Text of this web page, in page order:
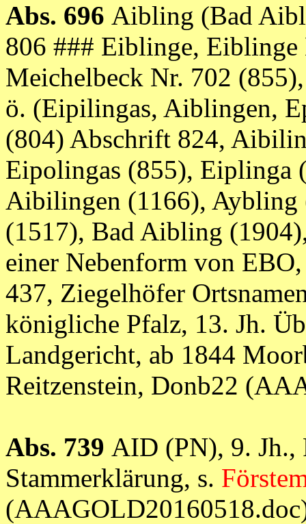
Abs. 696 Aibling (Bad
806 ### Eiblinge,
Meichelbeck Nr. 702
ö. (Eipilingas, Aiblingen,
(804) Abschrift 824,
Eipolingas (855), Eiplinga
Aibilingen (1166),
(1517), Bad Aibling
einer Nebenform von
437, Ziegelhöfer
königliche Pfalz, 13. Jh.
Landgericht, ab 1844
Reitzenstein, Donb22
Abs. 739 AID (PN), 9. Jh.,
Stammerklärung, s.